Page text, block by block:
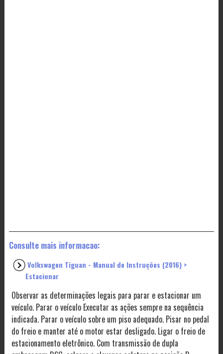
Consulte mais informacao:
Volkswagen Tiguan - Manual de Instruções (2016) >
Estacionar
Observar as determinações legais para parar e estacionar um
veículo. Parar o veículo Executar as ações sempre na sequência
indicada. Parar o veículo sobre um piso adequado. Pisar no pedal
do freio e manter até o motor estar desligado. Ligar o freio de
estacionamento eletrônico. Com transmissão de dupla